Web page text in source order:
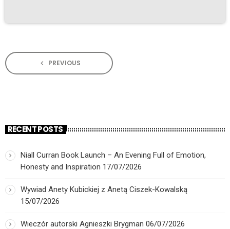
navigate_before PREVIOUS
RECENT POSTS
Niall Curran Book Launch – An Evening Full of Emotion,
Honesty and Inspiration 17/07/2026
Wywiad Anety Kubickiej z Anetą Ciszek-Kowalską
15/07/2026
Wieczór autorski Agnieszki Brygman 06/07/2026